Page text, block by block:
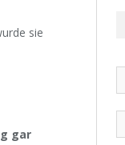
sie
gar